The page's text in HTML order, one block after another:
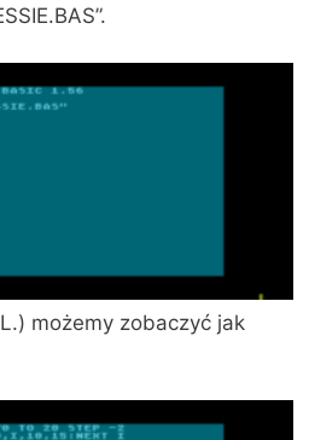
możemy zobaczyć jak